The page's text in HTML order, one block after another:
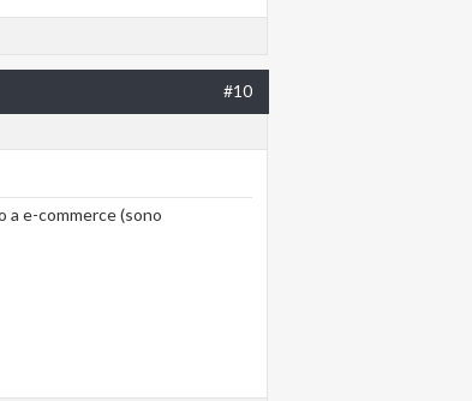
#10
a e-commerce (sono